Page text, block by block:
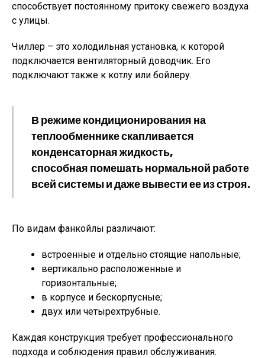
способствует постоянному притоку свежего воздуха
с улицы.
Чиллер – это холодильная установка, к которой
подключается вентиляторный доводчик. Его
подключают также к котлу или бойлеру.
В режиме кондиционирования на
теплообменнике скапливается
конденсаторная жидкость,
способная помешать нормальной работе
всей системы и даже вывести ее из строя.
По видам фанкойлы различают:
встроенные и отдельно стоящие напольные;
вертикально расположенные и
горизонтальные;
в корпусе и бескорпусные;
двух или четырехтрубные.
Каждая конструкция требует профессионального
подхода и соблюдения правил обслуживания.